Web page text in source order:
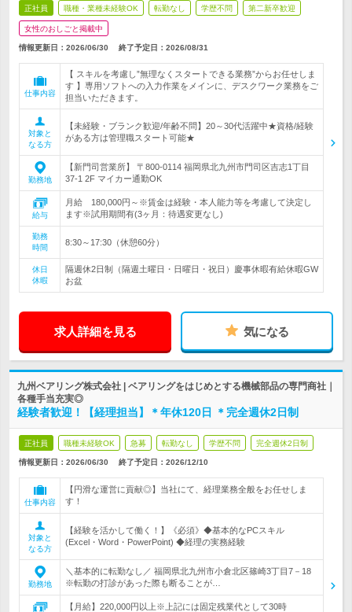
正社員 職種・業種未経験OK 転勤なし 学歴不問 第二新卒歓迎
女性のおしごと掲載中
情報更新日：2026/06/30 終了予定日： 2026/08/31
仕事内容
【 スキルを考慮し”無理なくスタートできる業務”からお任せしま
す 】専用ソフトへの入力作業をメインに、デスクワーク業務をご
担当いただきます。
対象と
なる方
【未経験・ブランク歓迎/年齢不問】20～30代活躍中★資格/経験
がある方は管理職スタート可能★
勤務地
【新門司営業所】 〒800-0114 福岡県北九州市門司区吉志1丁目
37-1 2F マイカー通勤OK
給与
月給 180,000円～※賃金は経験・本人能力等を考慮して決定し
ます※試用期間有(3ヶ月：待遇変更なし)
勤務
時間
8:30～17:30（休憩60分）
休日
休暇
隔週休2日制（隔週土曜日・日曜日・祝日）慶事休暇有給休暇GW
お盆
求人詳細を見る 気になる
九州ベアリング株式会社 | ベアリングをはじめとする機械部品の専門商社｜
各種手当充実◎
経験者歓迎！【経理担当】＊年休120日 ＊完全週休2日制
正社員 職種未経験OK 急募 転勤なし 学歴不問 完全週休2日制
情報更新日：2026/06/30 終了予定日： 2026/12/10
仕事内容
【円滑な運営に貢献◎】当社にて、経理業務全般をお任せしま
す！
対象と
なる方
【経験を活かして働く！】《必須》◆基本的なPCスキル
(Excel・Word・PowerPoint) ◆経理の実務経験
勤務地
＼基本的に転勤なし／ 福岡県北九州市小倉北区篠崎3丁目7－18
※転勤の打診があった際も断ることが…
【月給】220,000円以上※上記には固定残業代として30時